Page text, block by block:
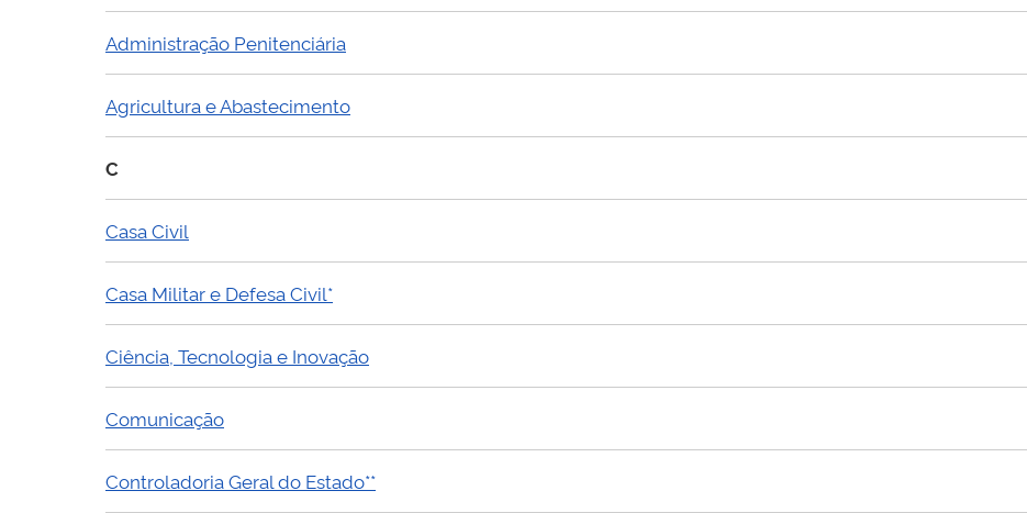
Administração Penitenciária
Agricultura e Abastecimento
C
Casa Civil
Casa Militar e Defesa Civil*
Ciência, Tecnologia e Inovação
Comunicação
Controladoria Geral do Estado**